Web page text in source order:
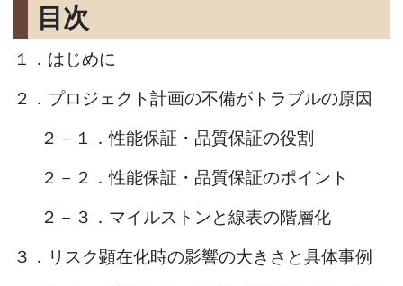
目次
１．はじめに
２．プロジェクト計画の不備がトラブルの原因
２－１．性能保証・品質保証の役割
２－２．性能保証・品質保証のポイント
２－３．マイルストンと線表の階層化
３．リスク顕在化時の影響の大きさと具体事例